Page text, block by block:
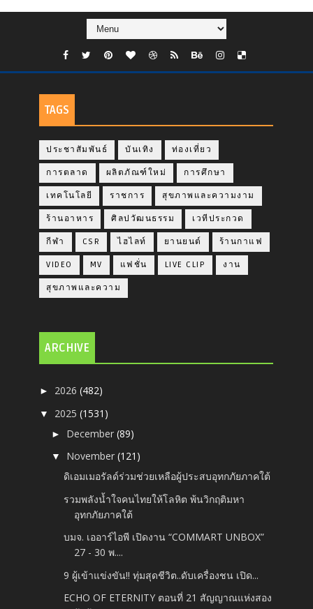
TAGS
ประชาสัมพันธ์ บันเทิง ท่องเที่ยว
การตลาด ผลิตภัณฑ์ใหม่ การศึกษา
เทคโนโลยี ราชการ สุขภาพและความงาม
ร้านอาหาร ศิลปวัฒนธรรม เวทีประกวด
กีฬา CSR ไฮไลท์ ยานยนต์ ร้านกาแฟ
VIDEO MV แฟชั่น LIVE CLIP งาน
สุขภาพและความ
ARCHIVE
► 2026(482)
▼ 2025(1531)
► December(89)
▼ November(121)
ดิเอมเมอรัลด์ร่วมช่วยเหลือผู้ประสบอุทกภัยภาคใต้
รวมพลังน้ำใจคนไทยให้โลหิต พ้นวิกฤติมหา
อุทกภัยภาคใต้
บมจ. เออาร์ไอพี เปิดงาน “COMMART UNBOX”
27 - 30 พ....
9 ผู้เข้าแข่งขัน!! ทุ่มสุดชีวิต..ดับเครื่องชน เปิด...
ECHO OF ETERNITY ตอนที่ 21 สัญญาณแห่งสอง